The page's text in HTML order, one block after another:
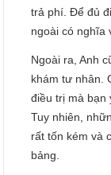
trả phí. Để đủ
ngoài có nghĩa
Ngoài ra, Anh
khám tư nhân.
điều trị mà bạn
Tuy nhiên,
rất tốn kém và
bảng.